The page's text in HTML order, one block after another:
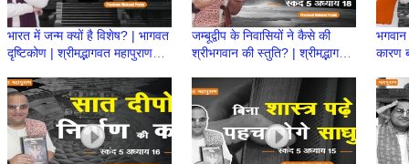
भारत में जन्म क्यों है विशेष? | भागवत
दृष्टिकोण | श्रीमद्भागवत महापुराण
जम्बूद्वीप के निवासियों ने कैसे की
श्रीभगवान की स्तुति? | श्रीमद्भागवत
कारण